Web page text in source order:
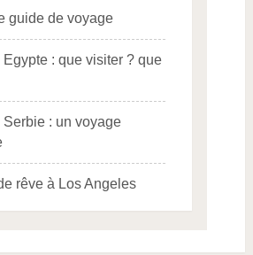
guide de voyage
: que visiter ? que
: un voyage
rêve à Los Angeles